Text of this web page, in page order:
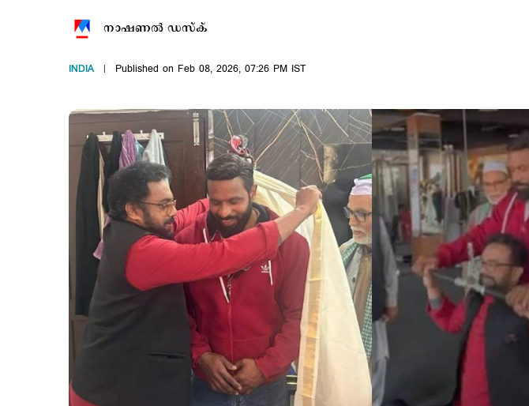
നാഷണല്‍ ഡസ്ക്
INDIA Published on Feb 08, 2026, 07:26 PM IST